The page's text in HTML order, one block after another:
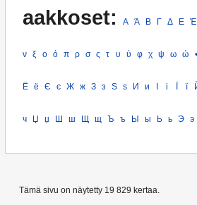
aakkoset: Α Ά Β Γ Δ Ε Έ
ν ξ ο ό π ρ σ ς τ υ ύ φ χ ψ ω ώ •
Ё ё Є є Ж ж З з Ѕ ѕ И и І і Ї ї
ч Џ џ Ш ш Щ щ Ъ ъ Ы ы Ь ь Э э
Tämä sivu on näytetty 19 829 kertaa.